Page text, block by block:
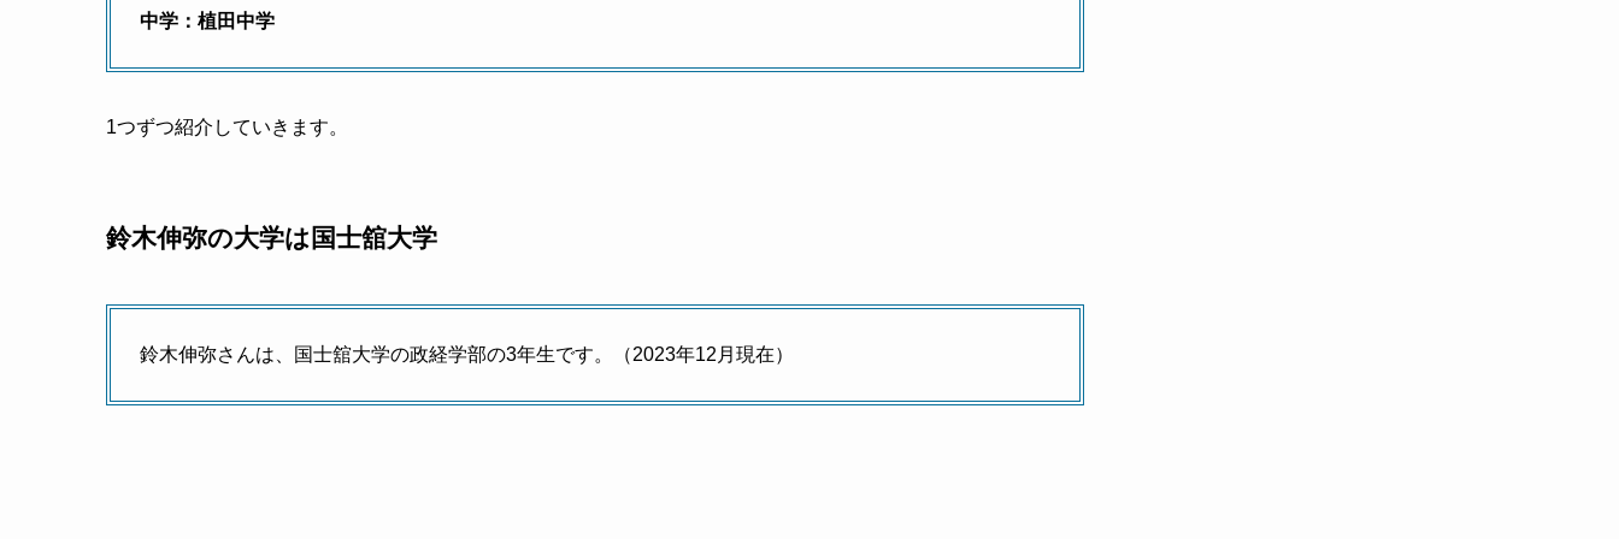
中学：植田中学
1つずつ紹介していきます。
鈴木伸弥の大学は国士舘大学
鈴木伸弥さんは、国士舘大学の政経学部の3年生です。（2023年12月現在）